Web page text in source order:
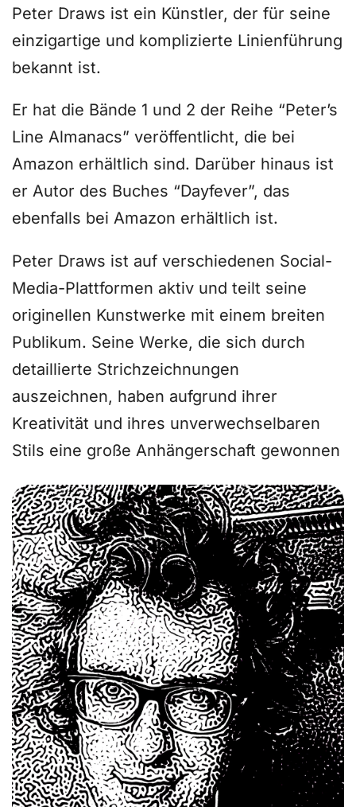
Peter Draws ist ein Künstler, der für seine
einzigartige und komplizierte Linienführung
bekannt ist.
Er hat die Bände 1 und 2 der Reihe “Peter’s
Line Almanacs” veröffentlicht, die bei
Amazon erhältlich sind. Darüber hinaus ist
er Autor des Buches “Dayfever”, das
ebenfalls bei Amazon erhältlich ist.
Peter Draws ist auf verschiedenen Social-
Media-Plattformen aktiv und teilt seine
originellen Kunstwerke mit einem breiten
Publikum. Seine Werke, die sich durch
detaillierte Strichzeichnungen
auszeichnen, haben aufgrund ihrer
Kreativität und ihres unverwechselbaren
Stils eine große Anhängerschaft gewonnen